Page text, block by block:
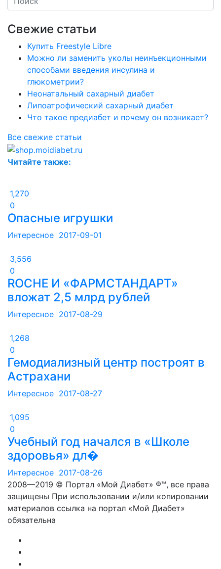
Свежие статьи
Купить Freestyle Libre
Можно ли заменить уколы неинъекционными
способами введения инсулина и
глюкометрии?
Неонатальный сахарный диабет
Липоатрофический сахарный диабет
Что такое предиабет и почему он возникает?
Все свежие статьи
Читайте также:
1,270
0
Опасные игрушки
Интересное 2017-09-01
3,556
0
ROCHE И «ФАРМСТАНДАРТ»
вложат 2,5 млрд рублей
Интересное 2017-08-29
1,268
0
Гемодиализный центр построят в
Астрахани
Интересное 2017-08-27
1,095
0
Учебный год начался в «Школе
здоровья» дл�
Интересное 2017-08-26
2008—2019 © Портал «Мой Диабет» ®™, все права
защищены При использовании и/или копировании
материалов ссылка на портал «Мой Диабет»
обязательна